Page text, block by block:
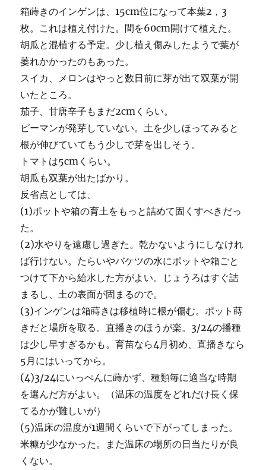
箱蒔きのインゲンは、15cm位になって本葉2，3
枚。これは植え付けた。間を60cm開けて植えた。
胡瓜と混植する予定。少し植え傷みしたようで葉が
萎れかかったのもあった。
スイカ、メロンはやっと数日前に芽が出て双葉が開
いたところ。
茄子、甘唐辛子もまだ2cmくらい。
ピーマンが発芽していない。土を少しほってみると
根が伸びていてもう少しで芽を出しそう。
トマトは5cmくらい。
胡瓜も双葉が出たばかり。
反省点としては、
(1)ポットや箱の育土をもっと詰めて固くすべきだっ
た。
(2)水やりを遠慮し過ぎた。乾かないようにしなけれ
ば行けない。たらいやバケツの水にポットや箱ごと
つけて下から給水した方がよい。じょうろはすぐ詰
まるし、土の表面が固まるので。
(3)インゲンは箱蒔きは移植時に根が傷む。ポット蒔
きだと場所を取る。直播きのほうが楽。3/24の播種
は少し早すぎるかも。育苗なら4月初め、直播きなら
5月にはいってから。
(4)3/24にいっぺんに蒔かず、種類毎に適当な時期
を選んだ方がよい。（温床の温度をどれだけ長く保
てるかが難しいが）
(5)温床の温度が1週間くらいで下がってしまった。
米糠が少なかった。また温床の場所の日当たりが良
くない。